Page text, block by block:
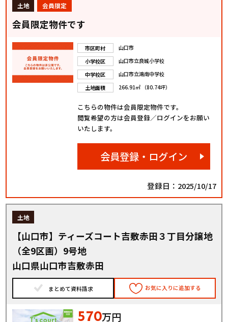
土地 会員限定
会員限定物件です
市区町村
山口市
小学校区
山口市立良城小学校
中学校区
山口市立鴻南中学校
土地面積
266.91㎡ （80.74坪）
こちらの物件は会員限定物件です。
閲覧希望の方は会員登録／ログインをお願い
いたします。
会員登録・ログイン
登録日：2025/10/17
土地
【山口市】ティーズコート吉敷赤田３丁目分譲地
（全9区画）9号地
山口県山口市吉敷赤田
まとめて資料請求 お気に入りに追加する
570万円